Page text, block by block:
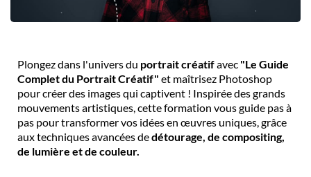
Plongez dans l'univers du portrait créatifavec "Le Guide
Complet du Portrait Créatif" et maîtrisez Photoshop
pour créer des images qui captivent ! Inspirée des grands
mouvements artistiques, cette formation vous guide pas à
pas pour transformer vos idées en œuvres uniques, grâce
aux techniques avancées dedétourage, de compositing,
de lumière et de couleur.